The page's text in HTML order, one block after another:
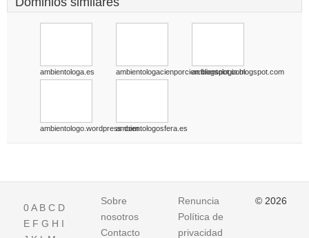
ambientologa.es ambientologacienporcien.blogspot.com
ambientologia.blogspot.com
ambientologo.wordpress.comambientologosfera.es
0A B C D
E F G H I
Sobre
nosotros
Contacto
Renuncia
Política de
privacidad
© 2026